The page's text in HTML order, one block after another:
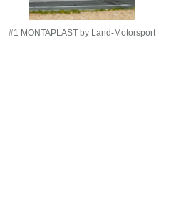
#1 MONTAPLAST by Land-Motorsport